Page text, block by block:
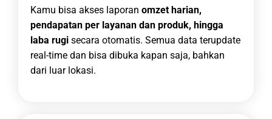
Kamu bisa akses laporan omzet harian,
pendapatan per layanan dan produk, hingga
laba rugisecara otomatis. Semua data terupdate
real-time dan bisa dibuka kapan saja, bahkan
dari luar lokasi.